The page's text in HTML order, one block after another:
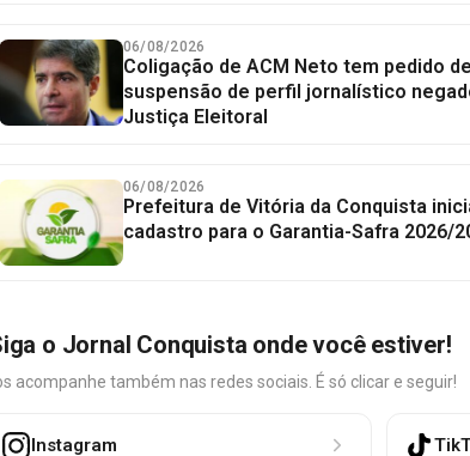
06/08/2026
Coligação de ACM Neto tem pedido de
suspensão de perfil jornalístico
Justiça Eleitoral
06/08/2026
Prefeitura de Vitória da Conquista
cadastro para o Garantia-Safra 2026/
o Jornal Conquista onde você estiver!
acompanhe também nas redes sociais. É só clicar e seguir!
Instagram